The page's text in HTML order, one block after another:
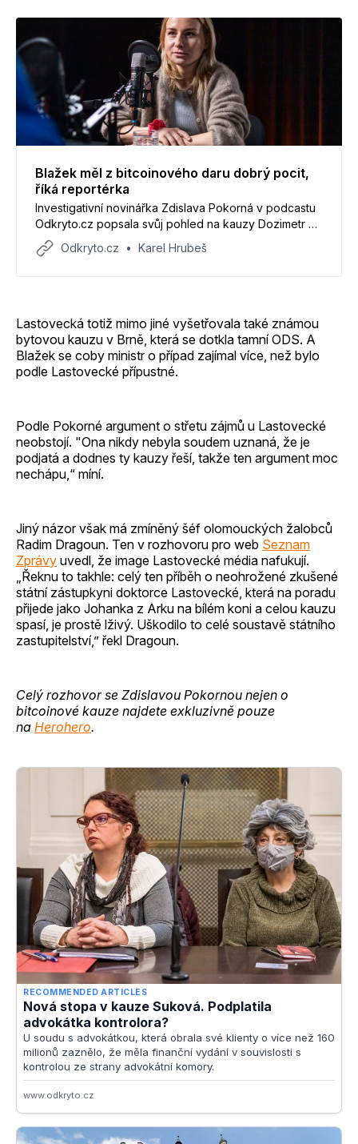
Blažek měl z bitcoinového daru dobrý pocit,
říká reportérka
Investigativní novinářka Zdislava Pokorná v podcastu
Odkryto.cz popsala svůj pohled na kauzy Dozimetr a
Bitcoingate a také rizika spojená s její prací.
Odkryto.cz Karel Hrubeš
Lastovecká totiž mimo jiné vyšetřovala také známou
bytovou kauzu v Brně, která se dotkla tamní ODS. A
Blažek se coby ministr o případ zajímal více, než bylo
podle Lastovecké přípustné.
Podle Pokorné argument o střetu zájmů u Lastovecké
neobstojí. "Ona nikdy nebyla soudem uznaná, že je
podjatá a dodnes ty kauzy řeší, takže ten argument moc
nechápu,“ míní.
Jiný názor však má zmíněný šéf olomouckých žalobců
Radim Dragoun. Ten v rozhovoru pro web Seznam
Zprávy uvedl, že image Lastovecké média nafukují.
„Řeknu to takhle: celý ten příběh o neohrožené zkušené
státní zástupkyni doktorce Lastovecké, která na poradu
přijede jako Johanka z Arku na bílém koni a celou kauzu
spasí, je prostě lživý. Uškodilo to celé soustavě státního
zastupitelství,” řekl Dragoun.
Celý rozhovor se Zdislavou Pokornou nejen o
bitcoinové kauze najdete exkluzivně pouze
na Herohero.